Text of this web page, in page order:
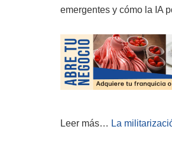
emergentes y cómo la IA
Leer más… La